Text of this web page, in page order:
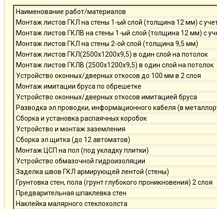
Наименование работ/материалов
Монтаж листов ГКЛ на стены 1-ый слой (толщина 12 мм) с
Монтаж листов ГКЛВ на стены 1-ый слой (толщина 12 мм) с
Монтаж листов ГКЛ на стены 2-ой слой (толщина 9,5 мм)
Монтаж листов ГКЛ(2500х1200х9,5) в один слой на потолок
Монтаж листов ГКЛВ (2500х1200х9,5) в один слой на потолок
Устройство оконных/дверных откосов до 100 мм в 2 слоя
Монтаж имитации бруса по обрешетке
Устройство оконных/дверных откосов имитацией бруса
Разводка эл.проводки, информационного кабеля (в
Сборка и установка распаячных коробок
Устройство и монтаж заземления
Сборка эл.щитка (до 12 автоматов)
Монтаж ЦСП на пол (под укладку плитки)
Устройство обмазочной гидроизоляции
Заделка швов ГКЛ армирующей лентой (стены)
Грунтовка стен, пола (грунт глубокого проникновения) 2 слоя
Предварительная шпаклевка стен
Наклейка малярного стеклохолста